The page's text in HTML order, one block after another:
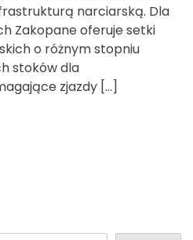
narciarską. Dla
Zakopane oferuje setki
o różnym stopniu
stoków dla
zjazdy […]